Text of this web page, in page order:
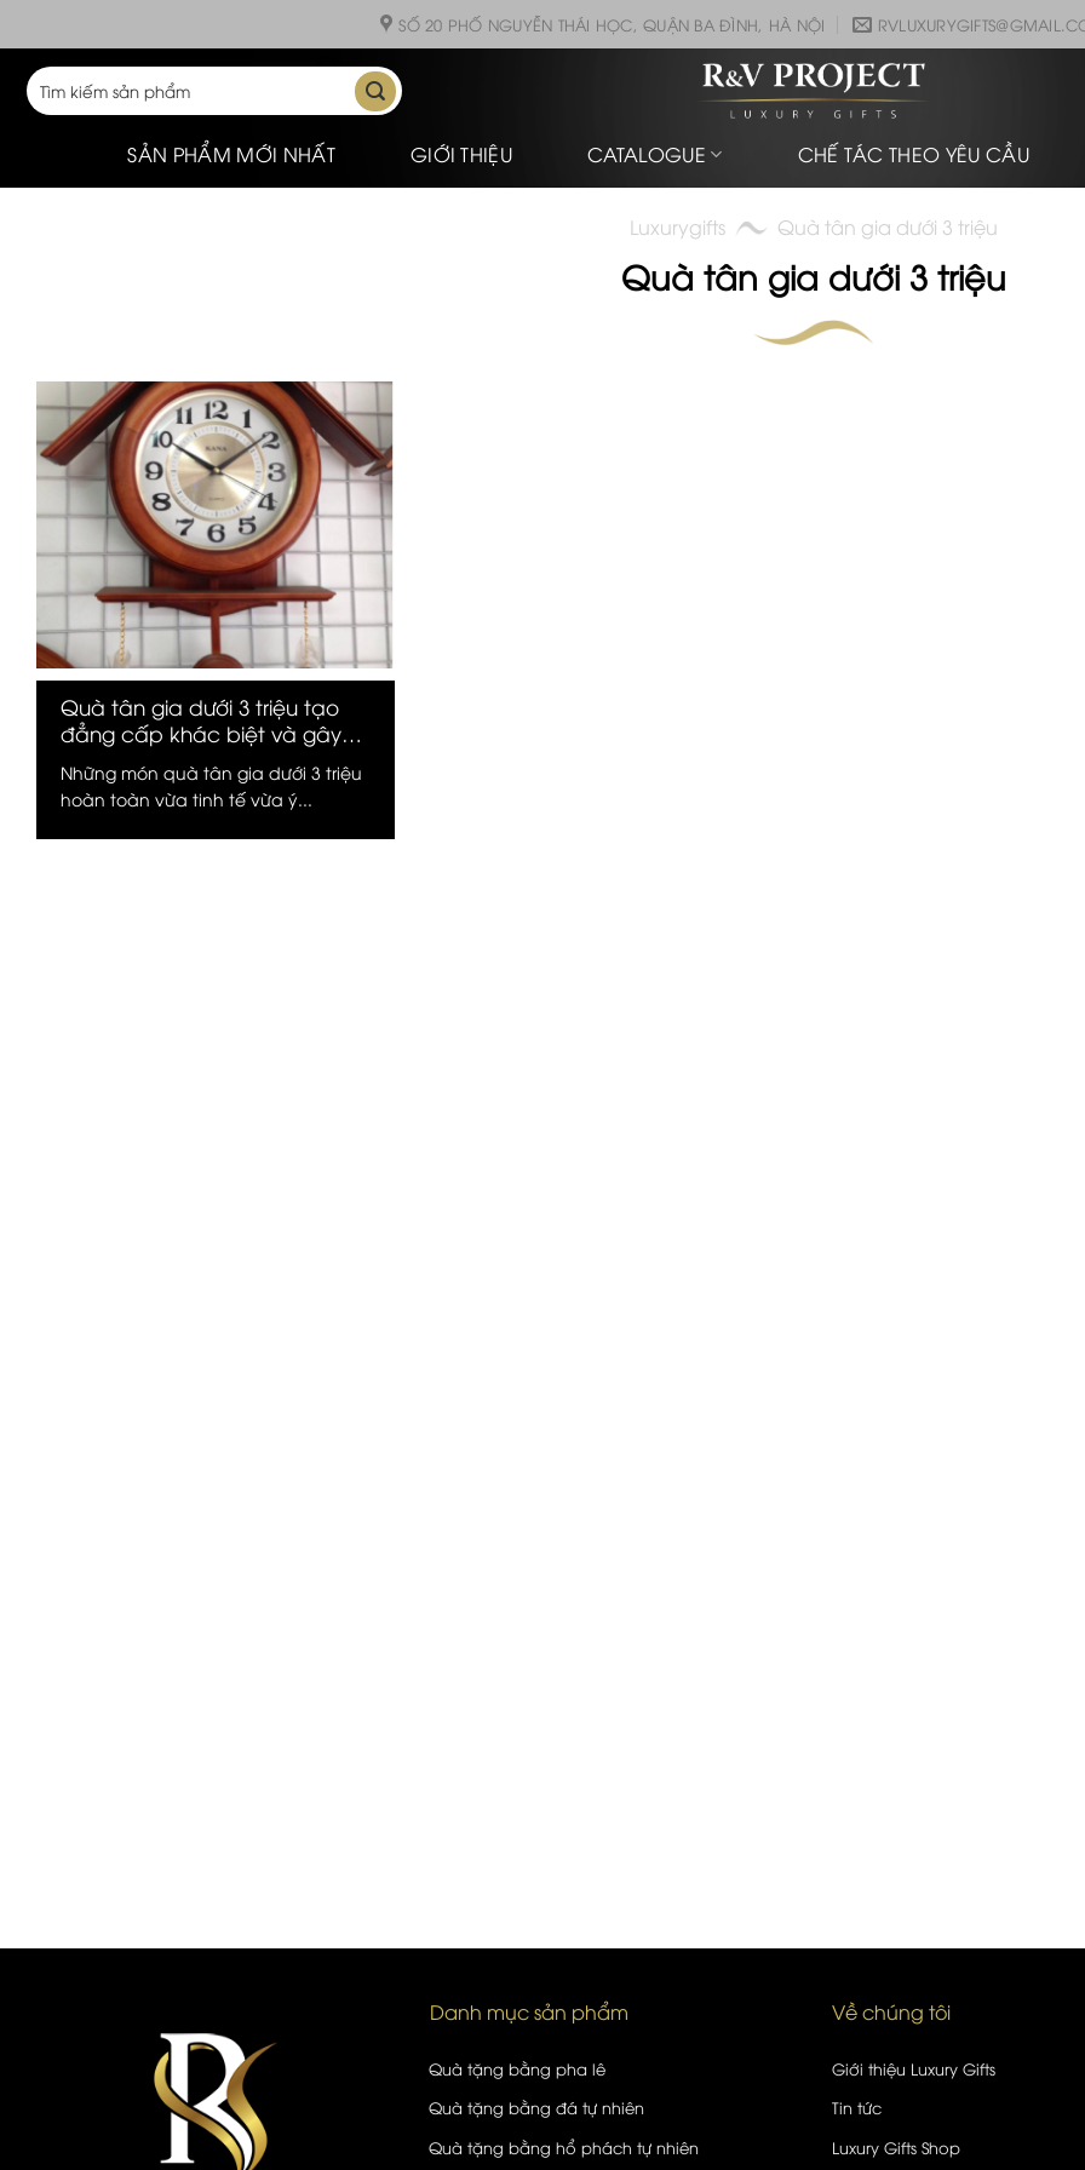
to
content
SỐ 20 PHỐ NGUYỄN THÁI HỌC, QUẬN BA ĐÌNH, HÀ NỘI
Tìm
kiếm:
SẢN PHẨM MỚI NHẤT GIỚI THIỆU CATALOGUE CHẾ TÁC THEO YÊU CẦU
Luxurygifts Quà tân gia dưới 3 triệu
Quà tân gia dưới 3 triệu
Quà tân gia dưới 3 triệu tạo
đẳng cấp khác biệt và gây
ấn tượng mạnh với chủ nhà
Những món quà tân gia dưới 3 triệu
hoàn toàn vừa tinh tế vừa ý...
Danh mục sản phẩm
Quà tặng bằng pha lê
Quà tặng bằng đá tự nhiên
Quà tặng bằng hổ phách tự nhiên
Về chúng tôi
Giới thiệu Luxury Gifts
Tin tức
Luxury Gifts Shop